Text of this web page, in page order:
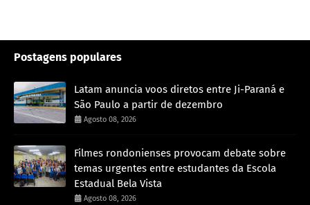
Postagens populares
Latam anuncia voos diretos entre Ji-Paraná e
São Paulo a partir de dezembro
Agosto 08, 2026
Filmes rondonienses provocam debate sobre
temas urgentes entre estudantes da Escola
Estadual Bela Vista
Agosto 08, 2026